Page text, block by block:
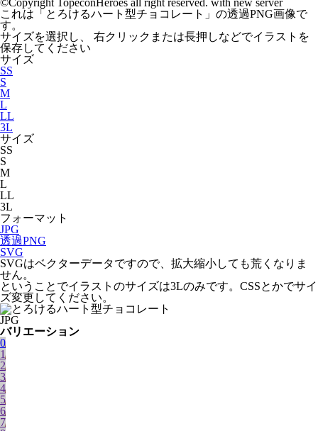
©Copyright TopeconHeroes all right reserved. with new server
これは「 とろけるハート型チョコレート 」の透過PNG画像で
す。
サイズを選択し、 右クリックまたは長押しなどでイラストを
保存してください
サイズ
SS
S
M
L
LL
3L
サイズ
SS
S
M
L
LL
3L
フォーマット
JPG
透過PNG
SVG
SVGはベクターデータですので、拡大縮小しても荒くなりま
せん。
ということでイラストのサイズは3Lのみです。CSSとかでサイ
ズ変更してください。
JPG
バリエーション
0
1
2
3
4
5
6
7